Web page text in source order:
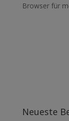
Browser für
Neueste